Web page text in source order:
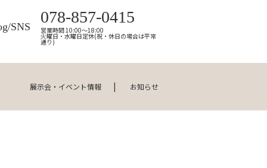
SNS
078-857-0415
営業時間 10:00～18:00
火曜日・水曜日定休(祝・休日の場合は平常
通り)
展示会・イベント情報 お知らせ